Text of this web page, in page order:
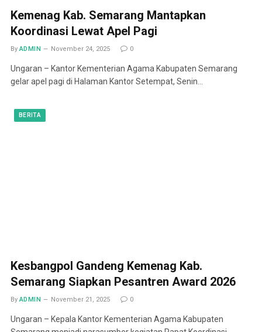
Kemenag Kab. Semarang Mantapkan
Koordinasi Lewat Apel Pagi
By ADMIN November 24, 2025 0
Ungaran – Kantor Kementerian Agama Kabupaten Semarang
gelar apel pagi di Halaman Kantor Setempat, Senin…
BERITA
Kesbangpol Gandeng Kemenag Kab.
Semarang Siapkan Pesantren Award 2026
By ADMIN November 21, 2025 0
Ungaran – Kepala Kantor Kementerian Agama Kabupaten